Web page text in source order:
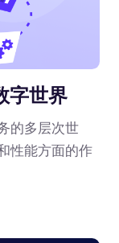
字世界
的多层次世
性能方面的作